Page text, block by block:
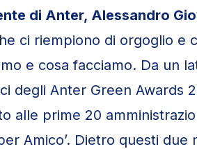
di Anter, Alessandro
ci riempiono di orgoglio e
e cosa facciamo. Da un
degli Anter Green Awards
alle prime 20
Amico’. Dietro questi due